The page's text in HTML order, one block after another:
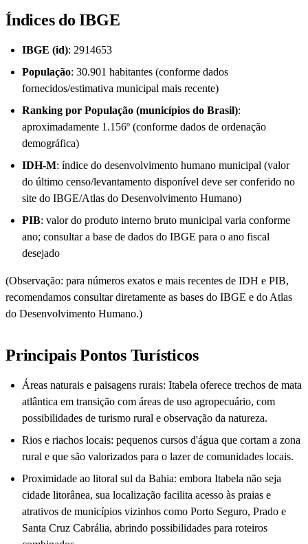
Índices do IBGE
IBGE (id): 2914653
População: 30.901 habitantes (conforme dados
fornecidos/estimativa municipal mais recente)
Ranking por População (municípios do Brasil):
aproximadamente 1.156º (conforme dados de ordenação
demográfica)
IDH-M: índice do desenvolvimento humano municipal (valor
do último censo/levantamento disponível deve ser conferido no
site do IBGE/Atlas do Desenvolvimento Humano)
PIB: valor do produto interno bruto municipal varia conforme
ano; consultar a base de dados do IBGE para o ano fiscal
desejado
(Observação: para números exatos e mais recentes de IDH e PIB,
recomendamos consultar diretamente as bases do IBGE e do Atlas
do Desenvolvimento Humano.)
Principais Pontos Turísticos
Áreas naturais e paisagens rurais: Itabela oferece trechos de mata
atlântica em transição com áreas de uso agropecuário, com
possibilidades de turismo rural e observação da natureza.
Rios e riachos locais: pequenos cursos d'água que cortam a zona
rural e que são valorizados para o lazer de comunidades locais.
Proximidade ao litoral sul da Bahia: embora Itabela não seja
cidade litorânea, sua localização facilita acesso às praias e
atrativos de municípios vizinhos como Porto Seguro, Prado e
Santa Cruz Cabrália, abrindo possibilidades para roteiros